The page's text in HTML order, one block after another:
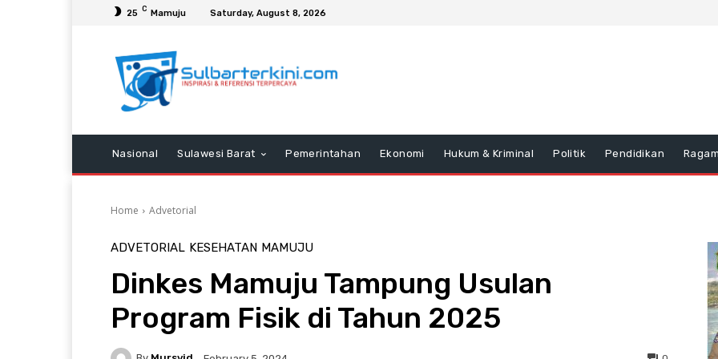
25 C Mamuju Saturday, August 8, 2026
Nasional Sulawesi Barat Pemerintahan Ekonomi Hukum & Kriminal Politik Pendidikan
Home Advetorial
ADVETORIAL KESEHATAN MAMUJU
Dinkes Mamuju Tampung Usulan
Program Fisik di Tahun 2025